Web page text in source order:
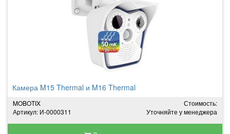
Камера M15 Thermal и M16 Thermal
MOBOTIX
Артикул: И-0000311
Стоимость:
Уточняйте у менеджера